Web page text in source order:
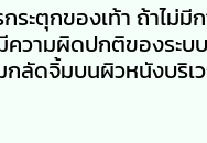
ระตุกของเท้า ถ้าไม่มี
วามผิดปกติของระบ
ลัดจิ้มบนผิวหนังบริ